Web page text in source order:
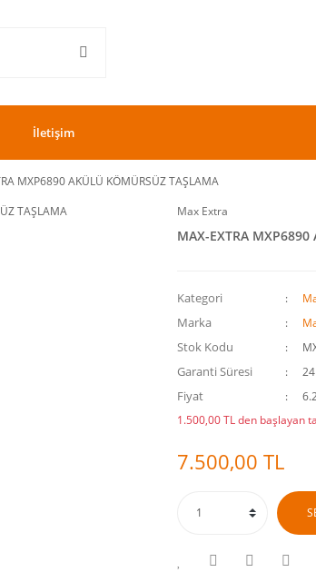
İletişim
MXP6890 AKÜLÜ KÖMÜRSÜZ TAŞLAMA
Max Extra
MAX-EXTRA MXP6890
Kategori
Marka
Stok Kodu
Garanti Süresi
Fiyat
1.500,00 TL den başlayan
7.500,00 TL